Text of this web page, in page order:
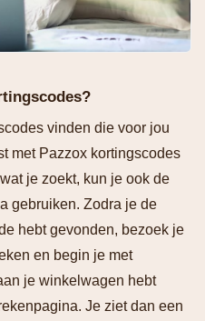
vinden die voor jou
met Pazzox kortingscodes
je zoekt, kun je ook de
gebruiken. Zodra je de
hebt gevonden, bezoek je
en begin je met
je winkelwagen hebt
Je ziet dan een